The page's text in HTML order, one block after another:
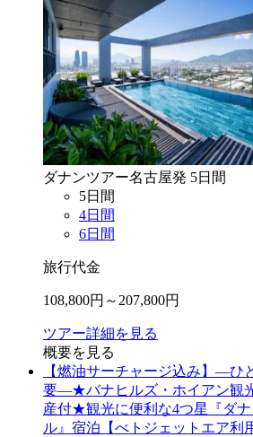
ダナンツアー名古屋発 5日間
5日間
4日間
6日間
旅行代金
108,800円～ 207,800円
ツアー詳細を見る
概要を見る
【燃油サーチャージ込み】―ひ
要―★バナヒルズ・ホイアン観
産付★観光に便利な4つ星『ダ
ル』宿泊【べトジェットエア利